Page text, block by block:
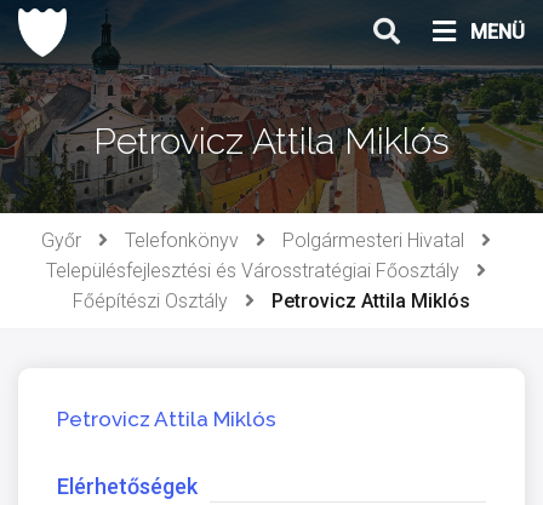
Ugrás
tartalomhoz
MENÜ
Petrovicz Attila Miklós
Győr Telefonkönyv
Polgármesteri Hivatal
Településfejlesztési és Városstratégiai Főosztály
Főépítészi Osztály
Petrovicz Attila Miklós
Petrovicz Attila Miklós
Elérhetőségek